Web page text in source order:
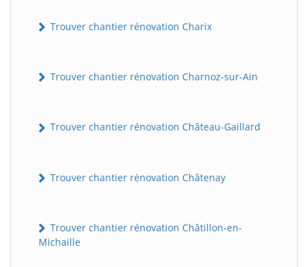
Trouver chantier rénovation Charix
Trouver chantier rénovation Charnoz-sur-Ain
Trouver chantier rénovation Château-Gaillard
Trouver chantier rénovation Châtenay
Trouver chantier rénovation Châtillon-en-
Michaille